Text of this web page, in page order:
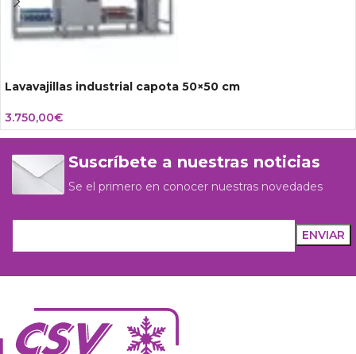
Lavavajillas industrial capota 50×50 cm
3.750,00€
Suscríbete a nuestras noticias
Se el primero en conocer nuestras novedades